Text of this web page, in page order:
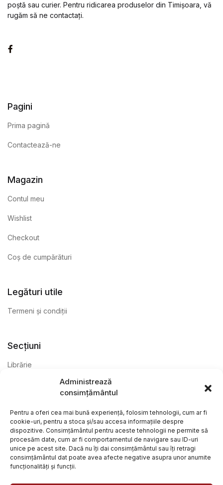
Administrează
consimțământul
Pentru a oferi cea mai bună experiență, folosim tehnologii, cum ar fi
cookie-uri, pentru a stoca și/sau accesa informațiile despre
dispozitive. Consimțământul pentru aceste tehnologii ne permite să
procesăm date, cum ar fi comportamentul de navigare sau ID-uri
unice pe acest site. Dacă nu îți dai consimțământul sau îți retragi
consimțământul dat poate avea afecte negative asupra unor anumite
funcționalități și funcții.
poștă sau curier. Pentru ridicarea produselor din Timișoara, vă
rugăm să ne contactați.
Pagini
Prima pagină
Contactează-ne
Magazin
Contul meu
Wishlist
Checkout
Coș de cumpărături
Legături utile
Termeni și condiții
Secțiuni
Librărie
@ Librăria Arcana. Toate drepturile rezervate. Site creat de